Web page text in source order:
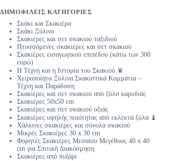
ΔΗΜΟΦΙΛΕΊΣ ΚΑΤΗΓΟΡΊΕΣ
Σκάκι και Σκακιέρα
Σκάκι Ξύλινο
Σκακιέρες και σετ σκακιού ταξιδιού
Πτυσσόμενες σκακιέρες και σετ σκακιού
Σκακιέρες εισαγωγικού επιπέδου (κάτω των 300
ευρώ)
Η Τέχνη και η Ιστορία του Σκακιού ♛
Χειροποίητα Ξύλινα Σκακιστικά Κομμάτια –
Τέχνη και Παράδοση
Σκακιέρες και σετ σκακιού από ξύλο καρυδιάς
Σκακιέρες 50x50 cm
Σκακιέρες και σετ σκακιού οξιάς
Σκακιέρες υψηλής ποιότητας από εκλεκτά ξύλα ♝
Χάλκινες σκακιέρες και σύνολα σκακιού
Μικρές Σκακιέρες 30 x 30 cm
Φορητές Σκακιέρες Μεσαίου Μεγέθους 40 x 40
cm για Σπιτική Διακόσμηση
Σκακιέρες από πυξάρι